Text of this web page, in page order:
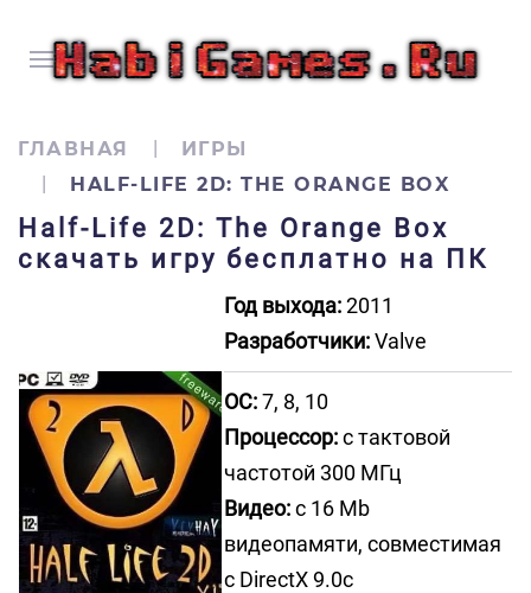
ГЛАВНАЯ
ИГРЫ
HALF-LIFE 2D: THE ORANGE BOX
Half-Life 2D: The Orange Box
скачать игру бесплатно на ПК
Год выхода:2011
Разработчики:Valve
ОС:7, 8, 10
Процессор:с тактовой
частотой 300 МГц
Видео:с 16 Mb
видеопамяти, совместимая
с DirectX 9.0c